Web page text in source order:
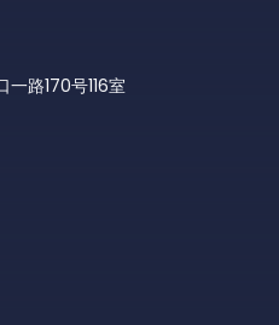
路170号116室